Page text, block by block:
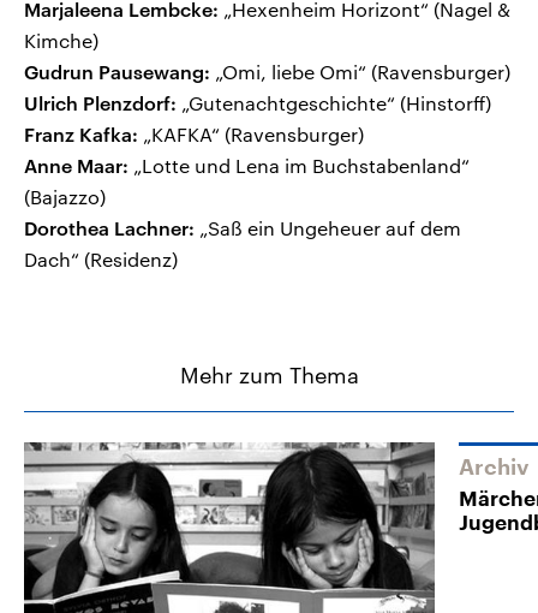
Marjaleena Lembcke: „Hexenheim Horizont“ (Nagel &
Kimche)
Gudrun Pausewang: „Omi, liebe Omi“ (Ravensburger)
Ulrich Plenzdorf: „Gutenachtgeschichte“ (Hinstorff)
Franz Kafka: „KAFKA“ (Ravensburger)
Anne Maar: „Lotte und Lena im Buchstabenland“
(Bajazzo)
Dorothea Lachner: „Saß ein Ungeheuer auf dem
Dach“ (Residenz)
Mehr zum Thema
Archiv